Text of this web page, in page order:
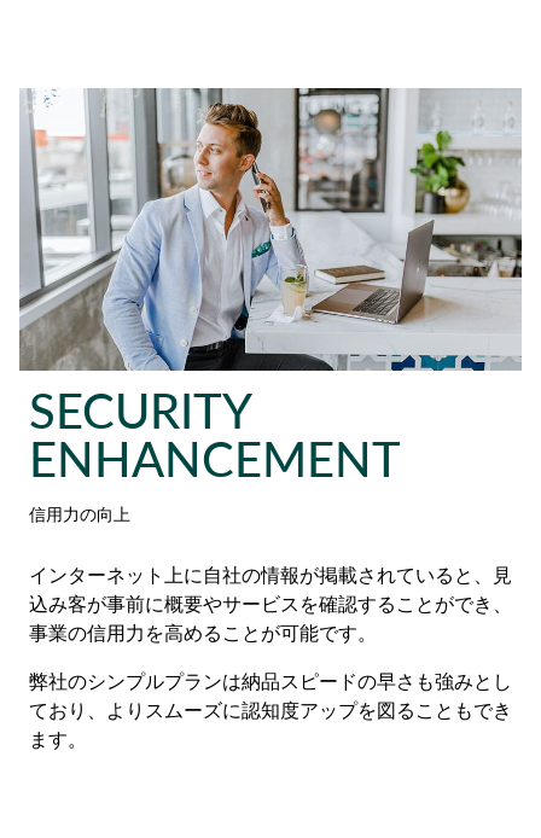
SECURITY
ENHANCEMENT
信用力の向上
インターネット上に自社の情報が掲載されていると、見
込み客が事前に概要やサービスを確認することができ、
事業の信用力を高めることが可能です。
弊社のシンプルプランは納品スピードの早さも強みとし
ており、よりスムーズに認知度アップを図ることもでき
ます。